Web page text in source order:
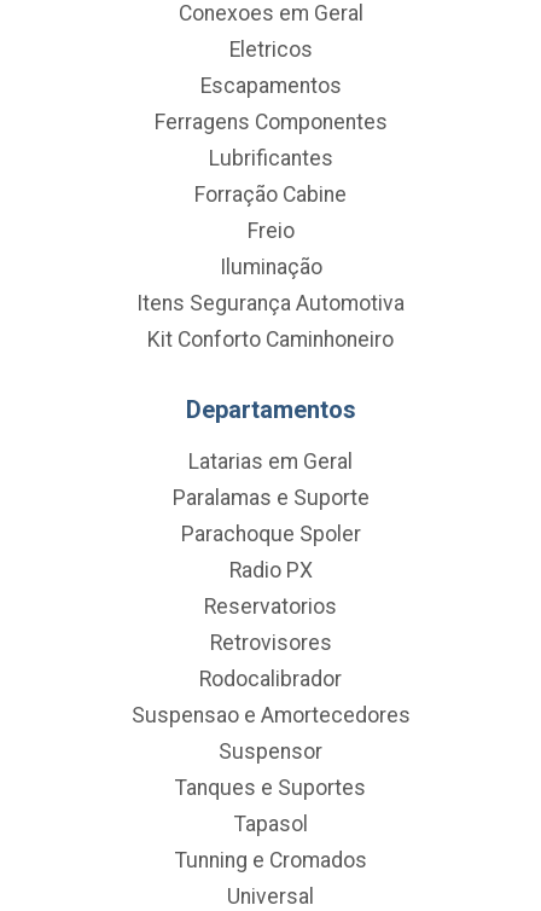
Conexoes em Geral
Eletricos
Escapamentos
Ferragens Componentes
Lubrificantes
Forração Cabine
Freio
Iluminação
Itens Segurança Automotiva
Kit Conforto Caminhoneiro
Departamentos
Latarias em Geral
Paralamas e Suporte
Parachoque Spoler
Radio PX
Reservatorios
Retrovisores
Rodocalibrador
Suspensao e Amortecedores
Suspensor
Tanques e Suportes
Tapasol
Tunning e Cromados
Universal